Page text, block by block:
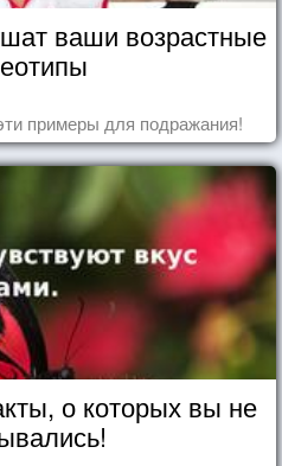
ваши возрастные
примеры для подражания!
о которых вы не